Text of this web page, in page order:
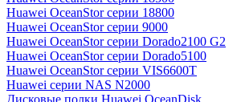
Huawei OceanStor серии 18800
Huawei OceanStor серии 9000
Huawei OceanStor серии Dorado2100 G2
Huawei OceanStor серии Dorado5100
Huawei OceanStor серии VIS6600T
Huawei серии NAS N2000
Дисковые полки Huawei OceanDisk